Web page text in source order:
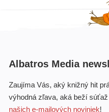
Albatros Media
Zaujíma Vás, aký knižný hit
výhodná zľava, aká beží
našich e-mailových noviniek!